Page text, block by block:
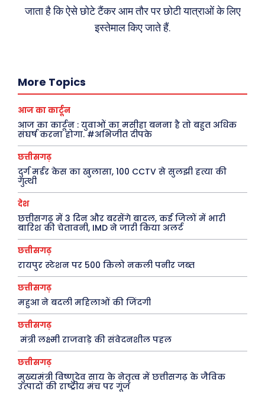
छत्तीसगढ़
अपराध
सरकारी योजना
मनोरंजन
फ़िल्मी दुनिया
पर्यटन
जानकारी
Tech
Laptops
Mobiles
स्वास्थ्य
क़ायदे क़ानून जानकारी
कैरियर और शिक्षा
वो ख़्वाबों के दिन
व्यंग्य : गुस्ताखी माफ़
अन्य
Real Estate
महिला जगत
जाता है कि ऐसे छोटे टैंकर आम तौर पर छोटी यात्राओं के लिए
इस्तेमाल किए जाते हैं.
More Topics
आज का कार्टून
आज का कार्टून : युवाओं का मसीहा बनना है तो बहुत अधिक
संघर्ष करना होगा. #अभिजीत दीपके
छत्तीसगढ़
दुर्ग मर्डर केस का खुलासा, 100 CCTV से सुलझी हत्या की
गुत्थी
देश
छत्तीसगढ़ में 3 दिन और बरसेंगे बादल, कई जिलों में भारी
बारिश की चेतावनी, IMD ने जारी किया अलर्ट
छत्तीसगढ़
रायपुर स्टेशन पर 500 किलो नकली पनीर जब्त
छत्तीसगढ़
महुआ ने बदली महिलाओं की जिंदगी
छत्तीसगढ़
मंत्री लक्ष्मी राजवाड़े की संवेदनशील पहल
छत्तीसगढ़
मुख्यमंत्री विष्णुदेव साय के नेतृत्व में छत्तीसगढ़ के जैविक
उत्पादों की राष्ट्रीय मंच पर गूंज